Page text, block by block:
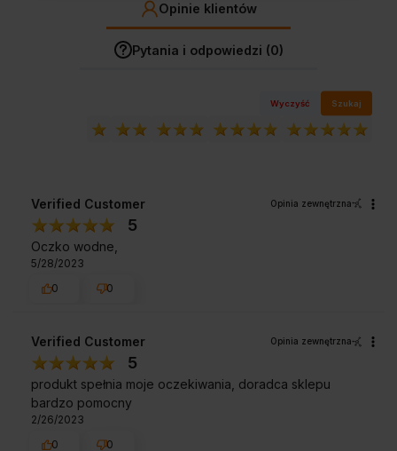
Opinie klientów
Pytania i odpowiedzi (0)
Wyczyść Szukaj
Verified Customer Opinia zewnętrzna
5
Oczko wodne,
5/28/2023
0
0
Verified Customer Opinia zewnętrzna
5
produkt spełnia moje oczekiwania, doradca sklepu
bardzo pomocny
2/26/2023
0
0